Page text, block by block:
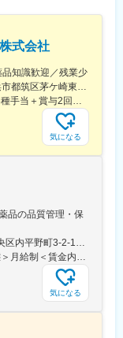
あるなど、日本全国
のペースで働いてい
ます。
に生まれたスタート
、プロセスインフォ
開発から、データ駆
タからデジタルツイ
ます。
開発に繋げることが
彩なメンバーで、資
て走り続けていま
進行中で、日本のも
けています。
式会社
知識歓迎／残業少
気になる
品の品質管理・保
気になる